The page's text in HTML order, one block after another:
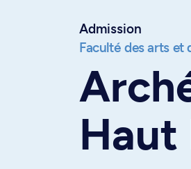
Admission
Faculté des arts et
Haut